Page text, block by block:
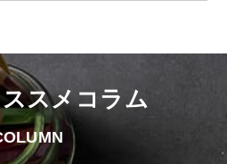
スメコラム